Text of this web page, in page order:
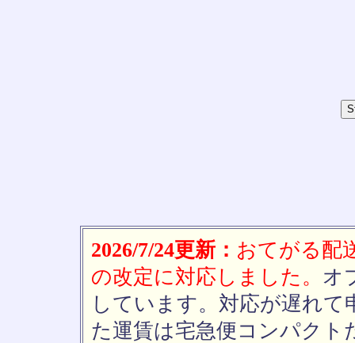
2026/7/24更新： おてがる配
の改定に対応しました。 オ
しています。対応が遅れ
た運賃は宅急便コンパクト